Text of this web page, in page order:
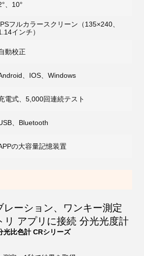
、10°
フルカラースクリーン（135×240、
インチ）
動校正
、IOS、Windows
電式、5,000回連続テスト
、Bluetooth
の大容量記憶装置
レーション、ワンキー測定
リ アプリに接続 分光光度計
光比色計 CRシリーズ